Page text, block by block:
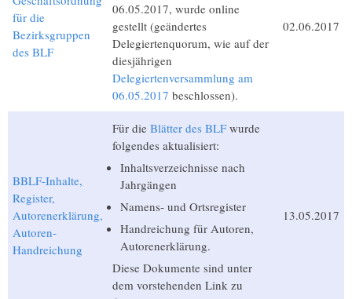
für die
Bezirksgruppen
des BLF
06.05.2017, wurde online
gestellt (geändertes
Delegiertenquorum, wie auf der
diesjährigen
Delegiertenversammlung am
06.05.2017 beschlossen).
02.06.2017
BBLF-Inhalte,
Register,
Autorenerklärung,
Autoren-
Handreichung
Für die Blätter des BLFwurde
folgendes aktualisiert:
Inhaltsverzeichnisse nach
Jahrgängen
Namens- und Ortsregister
Handreichung für Autoren,
Autorenerklärung.
Diese Dokumente sind unter
dem vorstehenden Link zu
13.05.2017